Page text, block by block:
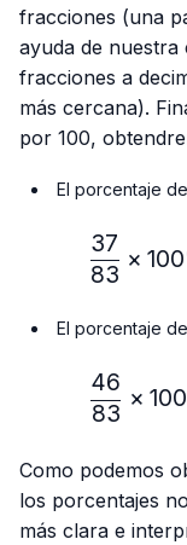
fracciones (una
ayuda de
fracciones a
más cercana).
por 100,
El porcentaje
83
37
×
El porcentaje
83
46
×
Como podemos
los porcentajes
más clara e